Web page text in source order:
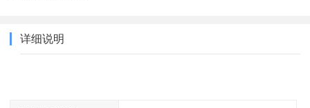
详细说明